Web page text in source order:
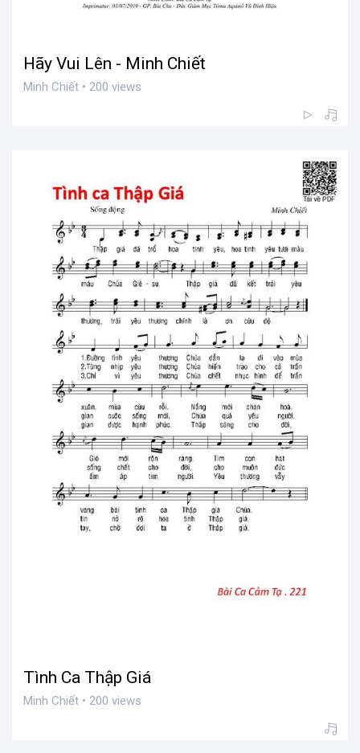
Hãy Vui Lên - Minh Chiết
Minh Chiết • 200 views
Tình Ca Thập Giá
Minh Chiết • 200 views